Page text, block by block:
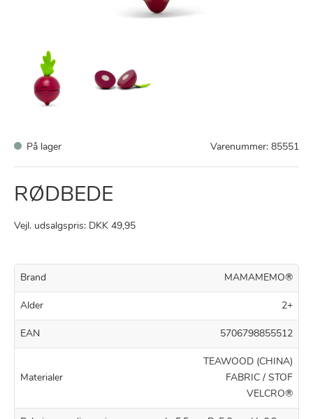
På lager Varenummer: 85551
RØDBEDE
Vejl. udsalgspris: DKK 49,95
Brand MAMAMEMO®
Alder 2+
EAN 5706798855512
Materialer
TEAWOOD (CHINA)
FABRIC / STOF
VELCRO®